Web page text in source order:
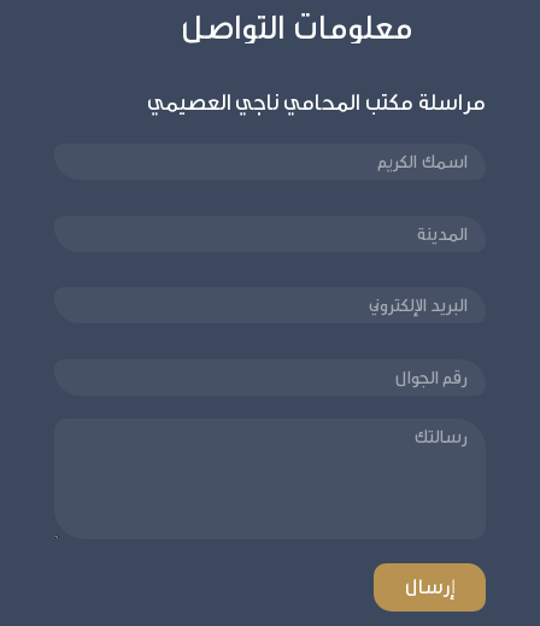
معلومات التواصل
مراسلة مكتب المحامي ناجي العصيمي